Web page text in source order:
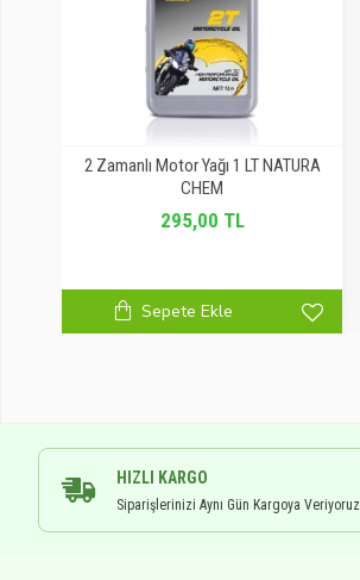
2 Zamanlı Motor Yağı 1 LT NATURA
CHEM
295,00 TL
Sepete Ekle
HIZLI KARGO
Siparişlerinizi Aynı Gün Kargoya Veriyoruz